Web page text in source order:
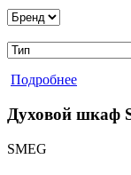
Подробнее
Духовой шкаф
SMEG